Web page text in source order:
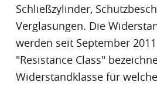
Schließzylinder,
Verglasungen. Die
werden seit September 2011
"Resistance Class"
Widerstandklasse für